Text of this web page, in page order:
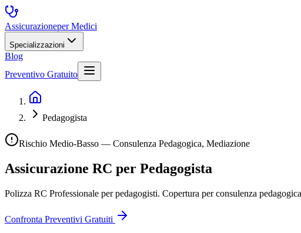
Assicurazioneper Medici
Specializzazioni
Blog
Preventivo Gratuito
Pedagogista
Rischio Medio-Basso — Consulenza Pedagogica, Mediazione
Assicurazione RC per Pedagogista
Polizza RC Professionale per pedagogisti. Copertura per consulenza
Confronta Preventivi Gratuiti